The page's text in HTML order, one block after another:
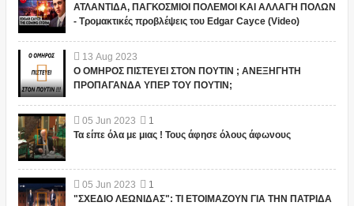
ΑΤΛΑΝΤΙΔΑ, ΠΑΓΚΟΣΜΙΟΙ ΠΟΛΕΜΟΙ ΚΑΙ ΑΛΛΑΓΗ ΠΟΛΩΝ
- Τρομακτικές προβλέψεις του Edgar Cayce (Video)
13 Aug 2023
Ο ΟΜΗΡΟΣ ΠΙΣΤΕΥΕΙ ΣΤΟΝ ΠΟΥΤΙΝ ; ΑΝΕΞΗΓΗΤΗ
ΠΡΟΠΑΓΑΝΔΑ ΥΠΕΡ ΤΟΥ ΠΟΥΤΙΝ;
05 Jun 2023
1
Τα είπε όλα με μιας ! Τους άφησε όλους άφωνους
05 Jun 2023
1
"ΣΧΕΔΙΟ ΛΕΩΝΙΔΑΣ": ΤΙ ΕΤΟΙΜΑΖΟΥΝ ΓΙΑ ΤΗΝ ΠΑΤΡΙΔΑ